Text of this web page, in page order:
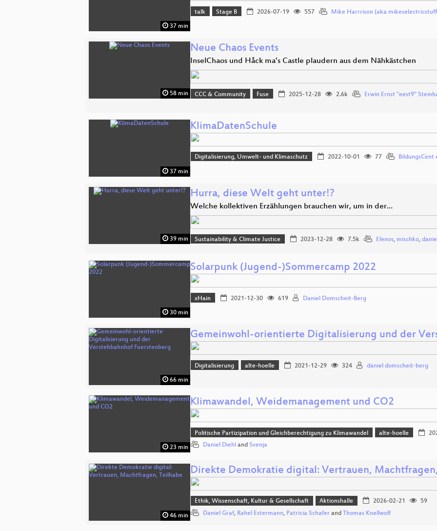
37 min
talk Stage B 2026-07-19 557 Mike Harrrison (aka
58 min
Neue Chaos Events
InselChaos und Håck ma’s Castle plaudern aus dem Nähkästchen
CCC & Community Fuse 2025-12-28 2.6k Erwin Ernst "eest9"
37 min
KlimaDatenSchule
Digitalisierung, Umwelt- und Klimaschutz 2022-10-01 77 BildungsCent
39 min
Hurra, diese Welt geht unter!?
Welche kollektiven Erzählungen brauchen wir, um in der…
Sustainability & Climate Justice 2023-12-28 7.5k Elenos, mischko,
30 min
Solarpunk (Jugend-)Sommercamp 2022
xHain 2021-12-30 619 Daniel Domscheit-Berg
66 min
Gemeinwohl-orientierte Digitalisierung und der
Digitalisierung alte-hoelle 2021-12-29 324 daniel domscheit-berg
23 min
Klimawandel, Weidemanagement und CO2
Politische Partizipation und Gleichberechtigung zu Klimawandel alte-hoelle
Daniel Diehl and Svenja
46 min
Direkte Demokratie digital: Vertrauen,
Ethik, Wissenschaft, Kultur & Gesellschaft Aktionshalle 2026-02-21
59
Daniel Graf, Rahel Estermann, Patricia Schafer and Thomas Knellwolf